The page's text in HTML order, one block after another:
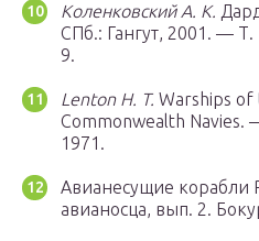
Коленковский А. К.
СПб.: Гангут, 2001. —
9.
Lenton H. T. Warships of
Commonwealth Navies.
1971.
Авианесущие корабли
авианосца, вып. 2.